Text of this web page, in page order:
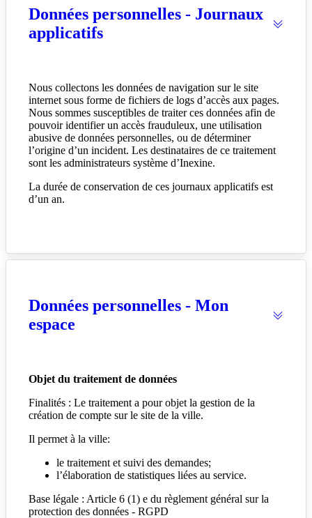
Données personnelles - Journaux
applicatifs
Nous collectons les données de navigation sur le site
internet sous forme de fichiers de logs d’accès aux pages.
Nous sommes susceptibles de traiter ces données afin de
pouvoir identifier un accès frauduleux, une utilisation
abusive de données personnelles, ou de déterminer
l’origine d’un incident. Les destinataires de ce traitement
sont les administrateurs système d’Inexine.
La durée de conservation de ces journaux applicatifs est
d’un an.
Données personnelles - Mon
espace
Objet du traitement de données
Finalités : Le traitement a pour objet la gestion de la
création de compte sur le site de la ville.
Il permet à la ville:
le traitement et suivi des demandes;
l’élaboration de statistiques liées au service.
Base légale : Article 6 (1) e du règlement général sur la
protection des données - RGPD